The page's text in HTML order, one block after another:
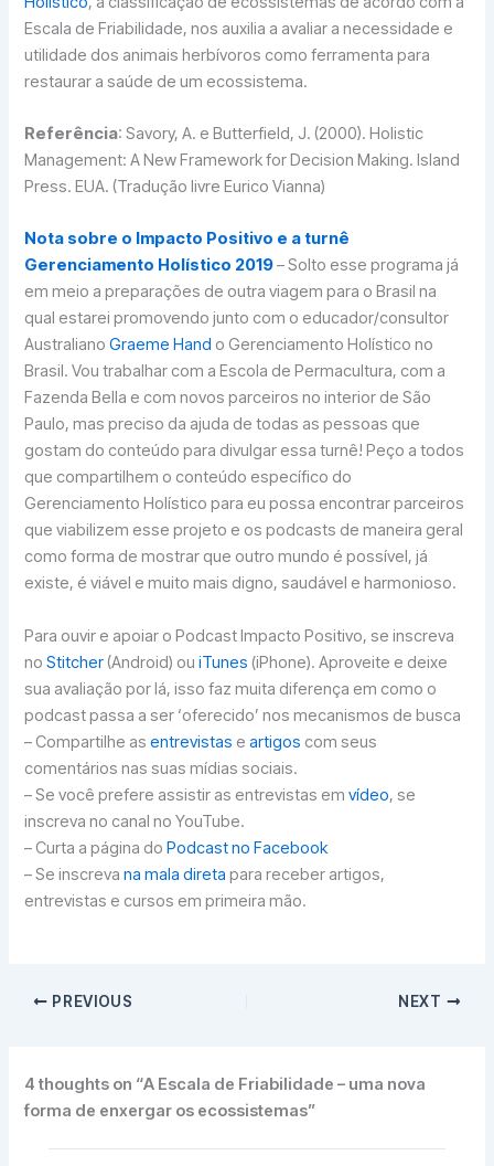
Escala de Friabilidade, nos auxilia a avaliar a necessidade e
utilidade dos animais herbívoros como ferramenta para
restaurar a saúde de um ecossistema.
Referência: Savory, A. e Butterfield, J. (2000). Holistic
Management: A New Framework for Decision Making. Island
Press. EUA. (Tradução livre Eurico Vianna)
Nota sobre o Impacto Positivo e a turnê
Gerenciamento Holístico 2019– Solto esse programa já
em meio a preparações de outra viagem para o Brasil na
qual estarei promovendo junto com o educador/consultor
AustralianoGraeme Hand o Gerenciamento Holístico no
Brasil. Vou trabalhar com a Escola de Permacultura, com a
Fazenda Bella e com novos parceiros no interior de São
Paulo, mas preciso da ajuda de todas as pessoas que
gostam do conteúdo para divulgar essa turnê! Peço a todos
que compartilhem o conteúdo específico do
Gerenciamento Holístico para eu possa encontrar parceiros
que viabilizem esse projeto e os podcasts de maneira geral
como forma de mostrar que outro mundo é possível, já
existe, é viável e muito mais digno, saudável e harmonioso.
Para ouvir e apoiar o Podcast Impacto Positivo, se inscreva
noStitcher (Android) ouiTunes (iPhone). Aproveite e deixe
sua avaliação por lá, isso faz muita diferença em como o
podcast passa a ser ‘oferecido’ nos mecanismos de busca
– Compartilhe asentrevistas eartigos com seus
comentários nas suas mídias sociais.
– Se você prefere assistir as entrevistas emvídeo, se
inscreva no canal no YouTube.
– Curta a página doPodcast no Facebook
– Se inscrevana mala direta para receber artigos,
entrevistas e cursos em primeira mão.
PREVIOUS NEXT
4 thoughts on “A Escala de Friabilidade – uma nova
forma de enxergar os ecossistemas”